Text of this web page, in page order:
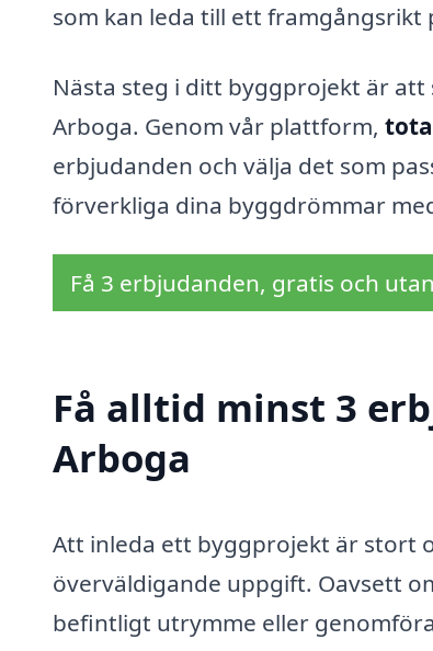
som kan leda till ett framgångsrikt
Nästa steg i ditt byggprojekt är
Arboga. Genom vår plattform,
erbjudanden och välja det som
förverkliga dina byggdrömmar
Få 3 erbjudanden, gratis och
Få alltid minst 3
Arboga
Att inleda ett byggprojekt är stort
överväldigande uppgift. Oavsett
befintligt utrymme eller